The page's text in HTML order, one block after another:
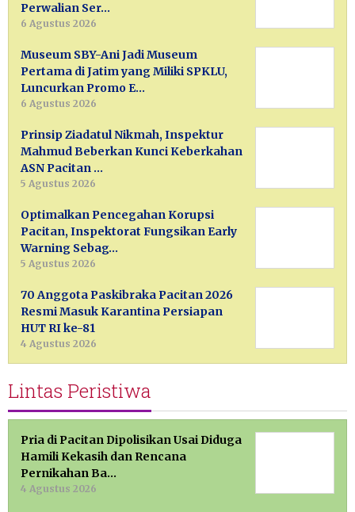
Perwalian Ser…
6 Agustus 2026
Museum SBY-Ani Jadi Museum
Pertama di Jatim yang Miliki SPKLU,
Luncurkan Promo E…
6 Agustus 2026
Prinsip Ziadatul Nikmah, Inspektur
Mahmud Beberkan Kunci Keberkahan
ASN Pacitan …
5 Agustus 2026
Optimalkan Pencegahan Korupsi
Pacitan, Inspektorat Fungsikan Early
Warning Sebag…
5 Agustus 2026
70 Anggota Paskibraka Pacitan 2026
Resmi Masuk Karantina Persiapan
HUT RI ke-81
4 Agustus 2026
Lintas Peristiwa
Pria di Pacitan Dipolisikan Usai Diduga
Hamili Kekasih dan Rencana
Pernikahan Ba…
4 Agustus 2026